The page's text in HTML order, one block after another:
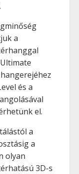
a
és a
el.
a
a
olyan
3D-s